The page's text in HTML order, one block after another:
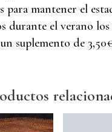
para mantener el
durante el verano
un suplemento de